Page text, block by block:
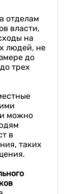
отделам
власти,
на
людей, не
до
трех
можно
в
таких